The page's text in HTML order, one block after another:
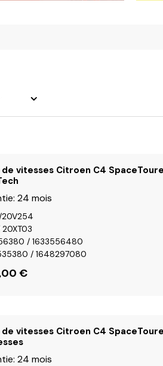
vitesses Citroen C4
24 mois
/ 1633556480
/ 1648297080
€
vitesses Citroen C4
24 mois